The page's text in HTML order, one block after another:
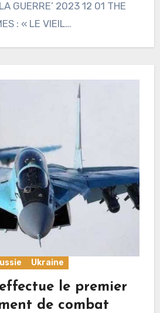
GUERRE’ 2023 12 01 THE
: « LE VIEIL…
Ukraine
le premier
de combat